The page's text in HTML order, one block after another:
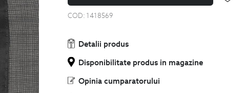
COD: 1418569
Detalii produs
Disponibilitate produs in magazine
Opinia cumparatorului